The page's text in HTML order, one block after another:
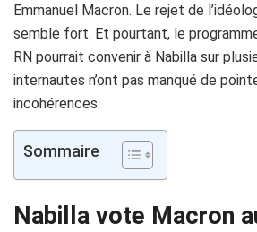
Emmanuel Macron. Le rejet de
semble fort. Et pourtant, le
RN pourrait convenir à Nabilla sur
internautes n’ont pas manqué de
incohérences.
Sommaire
Nabilla vote Macron